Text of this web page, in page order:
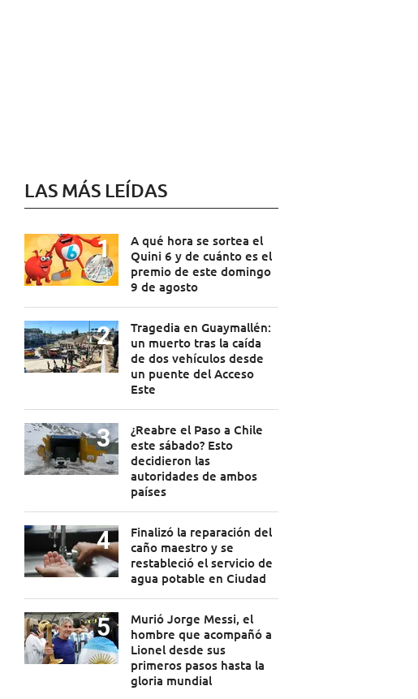
LAS MÁS LEÍDAS
A qué hora se sortea el
Quini 6 y de cuánto es el
premio de este domingo
9 de agosto
Tragedia en Guaymallén:
un muerto tras la caída
de dos vehículos desde
un puente del Acceso
Este
¿Reabre el Paso a Chile
este sábado? Esto
decidieron las
autoridades de ambos
países
Finalizó la reparación del
caño maestro y se
restableció el servicio de
agua potable en Ciudad
Murió Jorge Messi, el
hombre que acompañó a
Lionel desde sus
primeros pasos hasta la
gloria mundial